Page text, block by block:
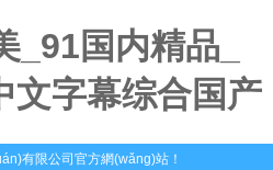
国内精品_
文字幕综合国产
有限公司官方網(wǎng)站！